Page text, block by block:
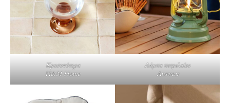
Κρασοπότηρα
H&M Home
Λάμπα πετρελαίου
Answear